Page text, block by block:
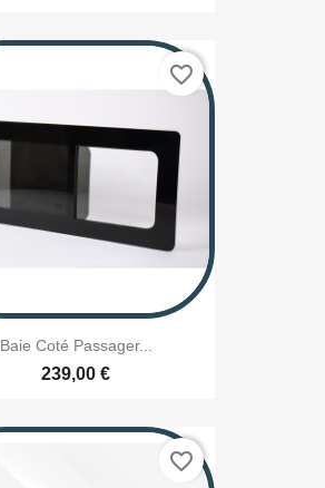
Baie Coté Passager...
239,00 €
favorite_border
favorite_border